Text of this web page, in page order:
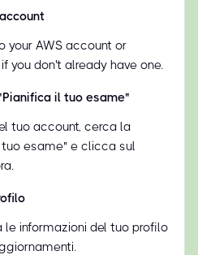
your AWS account or
you don't already have one.
il tuo esame"
tuo account, cerca la
esame" e clicca sul
informazioni del tuo profilo